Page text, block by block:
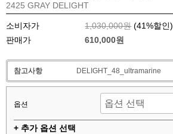
2425 GRAY DELIGHT
소비자가 1,030,000원 (41%할인)
판매가
610,000원
참고사항 DELIGHT_48_ultramarine
옵션
+ 추가 옵션 선택